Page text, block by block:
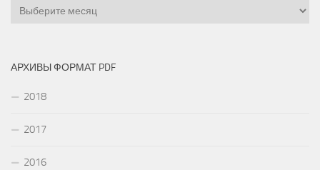
Архивы
АРХИВЫ ФОРМАТ PDF
2018
2017
2016